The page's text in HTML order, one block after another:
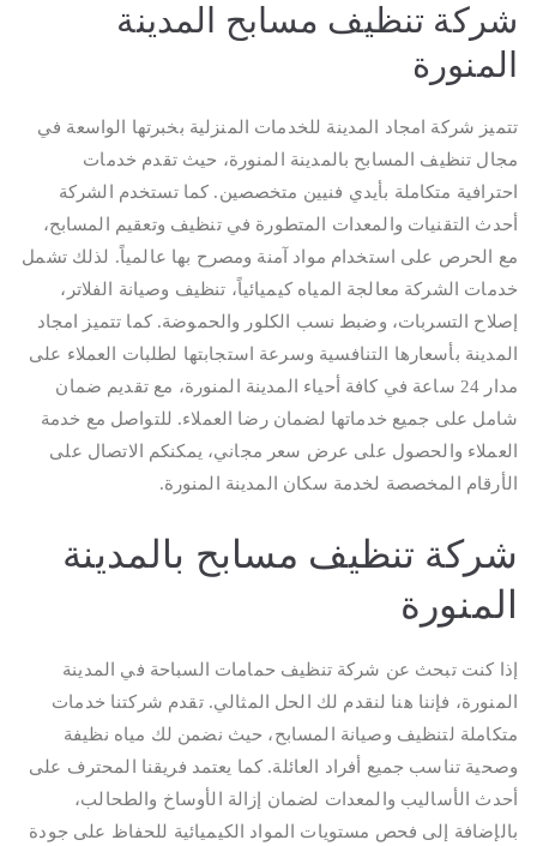
شركة تنظيف مسابح المدينة
المنورة
تتميز شركة امجاد المدينة للخدمات المنزلية بخبرتها الواسعة في
مجال تنظيف المسابح بالمدينة المنورة، حيث تقدم خدمات
احترافية متكاملة بأيدي فنيين متخصصين. كما تستخدم الشركة
أحدث التقنيات والمعدات المتطورة في تنظيف وتعقيم المسابح،
مع الحرص على استخدام مواد آمنة ومصرح بها عالمياً. لذلك تشمل
خدمات الشركة معالجة المياه كيميائياً، تنظيف وصيانة الفلاتر،
إصلاح التسربات، وضبط نسب الكلور والحموضة. كما تتميز امجاد
المدينة بأسعارها التنافسية وسرعة استجابتها لطلبات العملاء على
مدار 24 ساعة في كافة أحياء المدينة المنورة، مع تقديم ضمان
شامل على جميع خدماتها لضمان رضا العملاء. للتواصل مع خدمة
العملاء والحصول على عرض سعر مجاني، يمكنكم الاتصال على
الأرقام المخصصة لخدمة سكان المدينة المنورة.
شركة تنظيف مسابح بالمدينة
المنورة
إذا كنت تبحث عن شركة تنظيف حمامات السباحة في المدينة
المنورة، فإننا هنا لنقدم لك الحل المثالي. تقدم شركتنا خدمات
متكاملة لتنظيف وصيانة المسابح، حيث نضمن لك مياه نظيفة
وصحية تناسب جميع أفراد العائلة. كما يعتمد فريقنا المحترف على
أحدث الأساليب والمعدات لضمان إزالة الأوساخ والطحالب،
بالإضافة إلى فحص مستويات المواد الكيميائية للحفاظ على جودة